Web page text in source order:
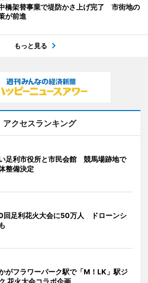
橋架替事業で堤防かさ上げ完了 市街地の
が前進
もっと見る
アクセスランキング
足利市役所と市民会館 競馬場跡地で
整備決定
回足利花火大会に50万人 ドローンシ
がフラワーパーク駅で「M！LK」駅ジ